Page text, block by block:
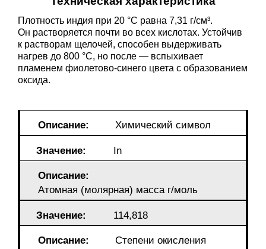
Плотность индия при 20 °C равна 7,31 г/см³.
Он растворяется почти во всех кислотах. Устойчив
к растворам щелочей, способен выдерживать
нагрев до 800 °C, но после — вспыхивает
пламенем фиолетово-синего цвета с образованием
оксида.
Описание: Химический символ
Значение: In
Описание:
Атомная (молярная) масса г/моль
Значение: 114,818
Описание: Степени окисления